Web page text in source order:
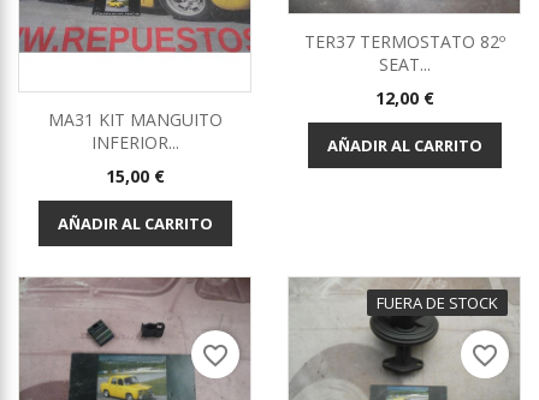
MA31 KIT MANGUITO
INFERIOR...
Precio
15,00 €
AÑADIR AL CARRITO
TER37 TERMOSTATO 82º
SEAT...
Precio
12,00 €
AÑADIR AL CARRITO
favorite_border
FUERA DE STOCK
favorite_border